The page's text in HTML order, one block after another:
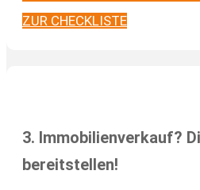
ZUR CHECKLISTE
3. Immobilienverkauf?
bereitstellen!